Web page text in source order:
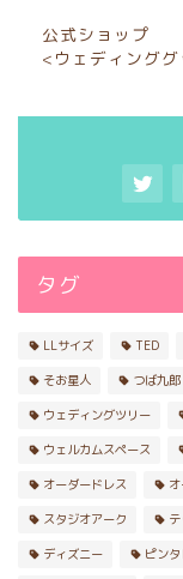
公式ショップ
<ウェディング
タグ
LLサイズ TED
そお星人 つば九郎
ウェディングツリー
ウェルカムスペース
オーダードレス
スタジオアーク
ディズニー ピン